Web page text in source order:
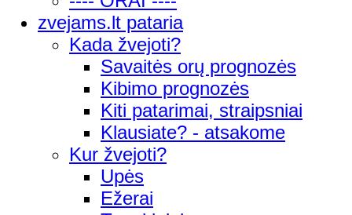
zvejams.lt pataria
Kada žvejoti?
Savaitės orų prognozės
Kibimo prognozės
Kiti patarimai, straipsniai
Klausiate? - atsakome
Kur žvejoti?
Upės
Ežerai